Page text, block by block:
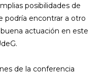
posibilidades de
podría encontrar a otro
actuación en este
de la conferencia